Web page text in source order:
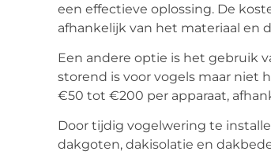
een effectieve oplossing. De
afhankelijk van het materiaal en
Een andere optie is het gebruik
storend is voor vogels maar niet
€50 tot €200 per apparaat,
Door tijdig vogelwering te
dakgoten, dakisolatie en